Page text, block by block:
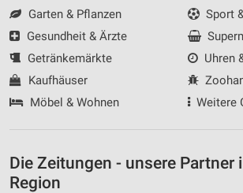
Garten & Pflanzen
Gesundheit & Ärzte
Getränkemärkte
Kaufhäuser
Möbel & Wohnen
Sport
Uhren
Weitere
Die Zeitungen - unsere Partner
Region